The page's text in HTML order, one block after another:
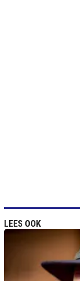
LEES OOK